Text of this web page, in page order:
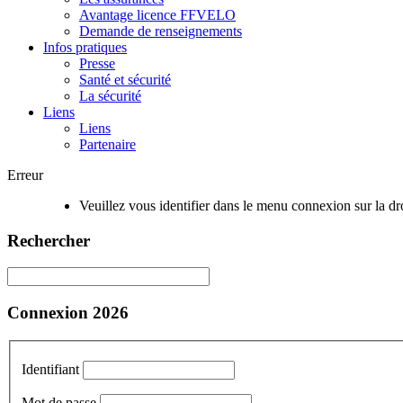
Avantage licence FFVELO
Demande de renseignements
Infos pratiques
Presse
Santé et sécurité
La sécurité
Liens
Liens
Partenaire
Erreur
Veuillez vous identifier dans le menu connexion sur la
Rechercher
Connexion 2026
Identifiant